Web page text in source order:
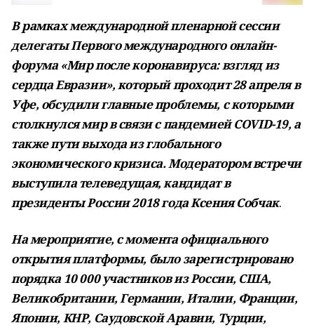
В рамках международной пленарной сессии
делегаты Первого международного онлайн-
форума «Мир после коронавируса: взгляд из
сердца Евразии», который проходит 28 апреля в
Уфе, обсудили главные проблемы, с которыми
столкнулся мир в связи с пандемией COVID-19, а
также пути выхода из глобального
экономического кризиса. Модератором встречи
выступила телеведущая, кандидат в
президенты России 2018 года Ксения Собчак.
На мероприятие, с момента официального
открытия платформы, было зарегистрировано
порядка 10 000 участников из России, США,
Великобритании, Германии, Италии, Франции,
Японии, КНР, Саудовской Аравии, Турции,